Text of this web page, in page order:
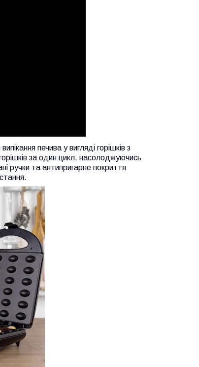
печива у вигляді горішків з
за один цикл, насолоджуючись
ручки та антипригарне покриття